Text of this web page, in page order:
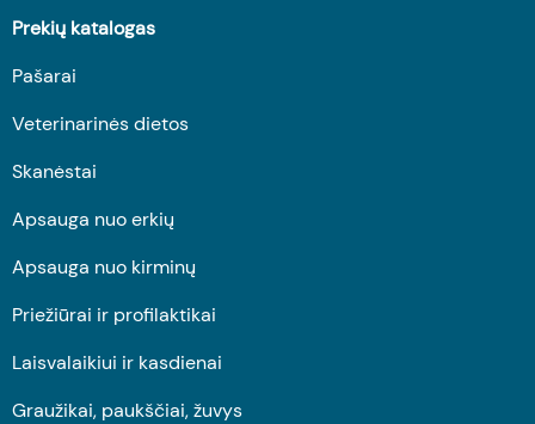
Prekių katalogas
Pašarai
Veterinarinės dietos
Skanėstai
Apsauga nuo erkių
Apsauga nuo kirminų
Priežiūrai ir profilaktikai
Laisvalaikiui ir kasdienai
Graužikai, paukščiai, žuvys